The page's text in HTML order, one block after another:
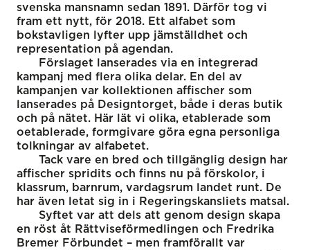
svenska mansnamn sedan 1891. Därför tog vi
fram ett nytt, för 2018. Ett alfabet som
bokstavligen lyfter upp jämställdhet och
representation på agendan.
Förslaget lanserades via en integrerad
kampanj med flera olika delar. En del av
kampanjen var kollektionen affischer som
lanserades på Designtorget, både i deras butik
och på nätet. Här lät vi olika, etablerade som
oetablerade, formgivare göra egna personliga
tolkningar av alfabetet.
Tack vare en bred och tillgänglig design har
affischer spridits och finns nu på förskolor, i
klassrum, barnrum, vardagsrum landet runt. De
har även letat sig in i Regeringskansliets matsal.
Syftet var att dels att genom design skapa
en röst åt Rättviseförmedlingen och Fredrika
Bremer Förbundet – men framförallt var